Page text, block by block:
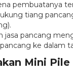
pembuatanya
tiang
jasa pancang
ke dalam
Mini Pile